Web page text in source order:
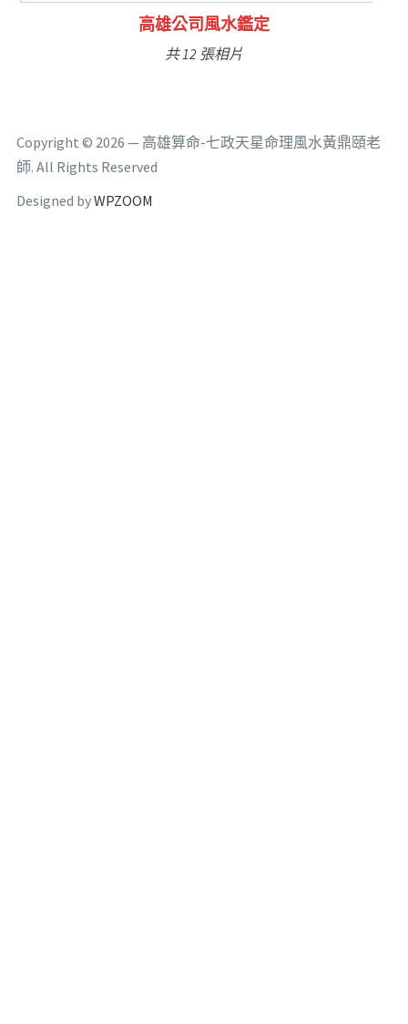
林氏福主量子生基造命
共 6 張相片
Copyright © 2026 — 高雄算命-七政天星命理風水黃鼎頤老
師. All Rights Reserved
Designed byWPZOOM